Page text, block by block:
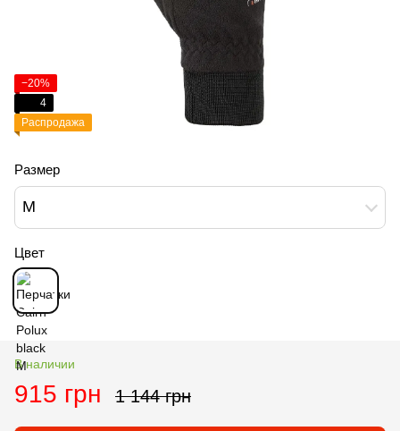
−20%
4
Распродажа
Размер
M
Цвет
В наличии
915 грн 1 144 грн